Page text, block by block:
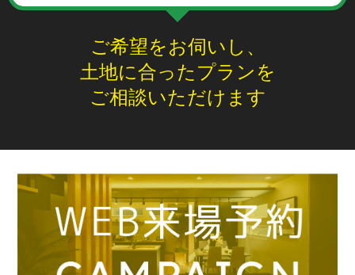
ご希望をお伺いし、
土地に合ったプランを
ご相談いただけます